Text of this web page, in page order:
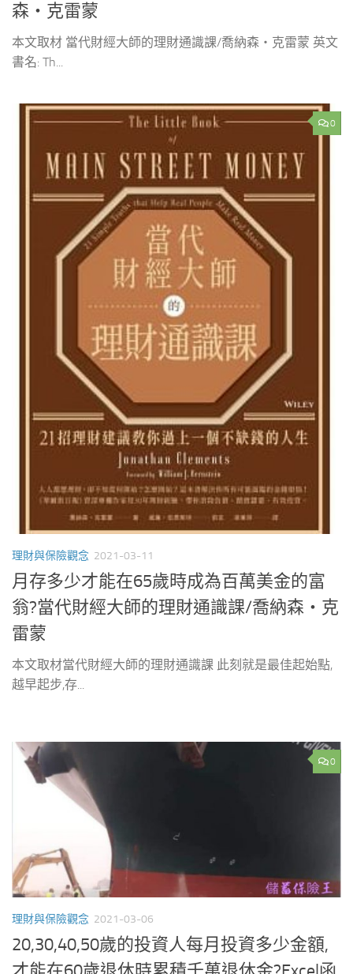
森‧克雷蒙
本文取材 當代財經大師的理財通識課/喬納森‧克雷蒙 英文
書名: Th...
0
理財與保險觀念 2021-03-11
月存多少才能在65歲時成為百萬美金的富
翁?當代財經大師的理財通識課/喬納森‧克
雷蒙
本文取材當代財經大師的理財通識課 此刻就是最佳起始點,
越早起步,存...
0
理財與保險觀念 2021-03-06
20,30,40,50歲的投資人每月投資多少金額,